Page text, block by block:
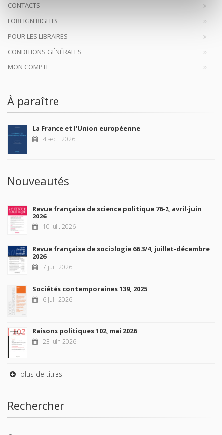
CONTACTS
FOREIGN RIGHTS
POUR LES LIBRAIRES
CONDITIONS GÉNÉRALES
MON COMPTE
À paraître
La France et l'Union européenne
4 sept. 2026
Nouveautés
Revue française de science politique 76-2, avril-juin
2026
10 juil. 2026
Revue française de sociologie 66 3/4, juillet-décembre
2026
7 juil. 2026
Sociétés contemporaines 139, 2025
6 juil. 2026
Raisons politiques 102, mai 2026
23 juin 2026
plus de titres
Rechercher